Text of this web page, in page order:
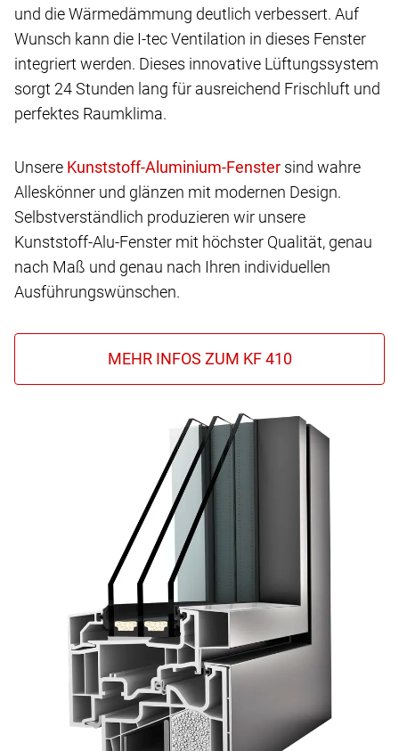
und die Wärmedämmung deutlich verbessert. Auf
Wunsch kann die I-tec Ventilation in dieses Fenster
integriert werden. Dieses innovative Lüftungssystem
sorgt 24 Stunden lang für ausreichend Frischluft und
perfektes Raumklima.
Unsere
sind wahre
Alleskönner und glänzen mit modernen Design.
Selbstverständlich produzieren wir unsere
Kunststoff-Alu-Fenster mit höchster Qualität, genau
nach Maß und genau nach Ihren individuellen
Ausführungswünschen.